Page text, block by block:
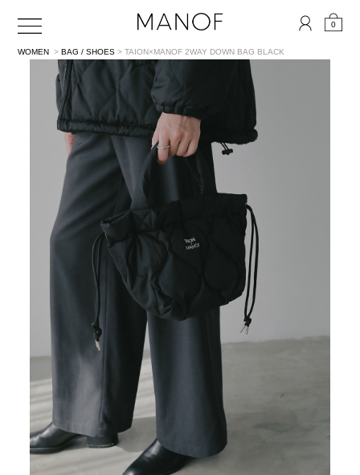
0
WOMEN >BAG / SHOES > TAION×MANOF 2WAY DOWN BAG BLACK